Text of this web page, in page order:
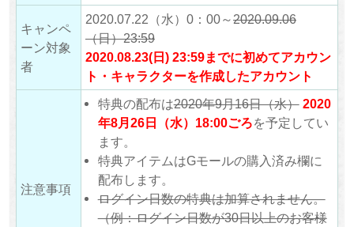
キャンペ
ーン対象
者
2020.07.22（水）0：00～2020.09.06
（日）23:59
2020.08.23(日) 23:59までに初めてアカウン
ト・キャラクターを作成したアカウント
注意事項
特典の配布は2020年9月16日（水） 2020
年8月26日（水）18:00ごろを予定してい
ます。
特典アイテムはGモールの購入済み欄に
配布します。
ログイン日数の特典は加算されません。
（例：ログイン日数が30日以上のお客様